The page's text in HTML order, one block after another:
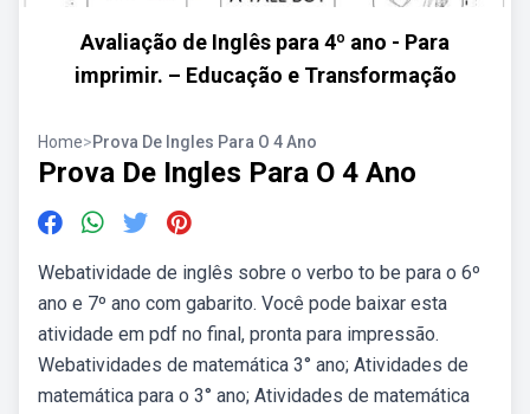
Avaliação de Inglês para 4º ano - Para
imprimir. – Educação e Transformação
Home>Prova De Ingles Para O 4 Ano
Prova De Ingles Para O 4 Ano
Webatividade de inglês sobre o verbo to be para o 6º
ano e 7º ano com gabarito. Você pode baixar esta
atividade em pdf no final, pronta para impressão.
Webatividades de matemática 3° ano; Atividades de
matemática para o 3° ano; Atividades de matemática